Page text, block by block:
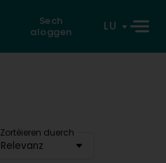
Sech
aloggen
LU
Zortéieren duerch
Relevanz